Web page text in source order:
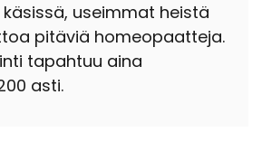
useimmat heistä
pitäviä homeopaatteja.
tapahtuu aina
asti.